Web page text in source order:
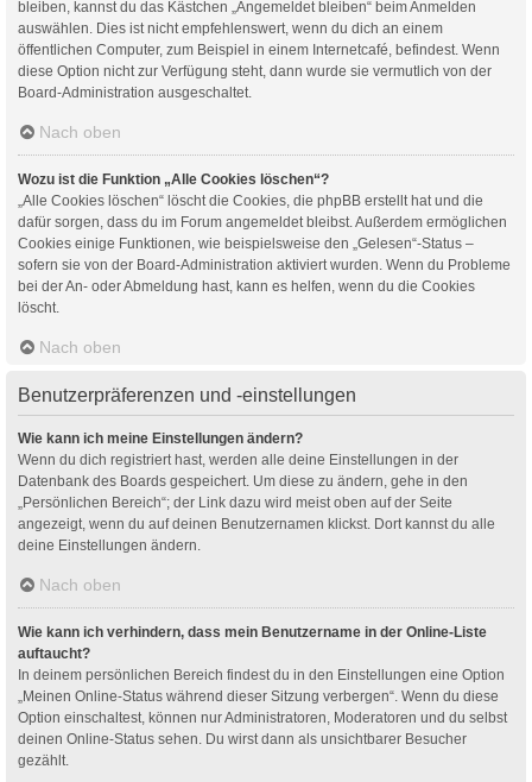
bleiben, kannst du das Kästchen „Angemeldet bleiben“ beim Anmelden
auswählen. Dies ist nicht empfehlenswert, wenn du dich an einem
öffentlichen Computer, zum Beispiel in einem Internetcafé, befindest. Wenn
diese Option nicht zur Verfügung steht, dann wurde sie vermutlich von der
Board-Administration ausgeschaltet.
Nach oben
Wozu ist die Funktion „Alle Cookies löschen“?
„Alle Cookies löschen“ löscht die Cookies, die phpBB erstellt hat und die
dafür sorgen, dass du im Forum angemeldet bleibst. Außerdem ermöglichen
Cookies einige Funktionen, wie beispielsweise den „Gelesen“-Status –
sofern sie von der Board-Administration aktiviert wurden. Wenn du Probleme
bei der An- oder Abmeldung hast, kann es helfen, wenn du die Cookies
löscht.
Nach oben
Benutzerpräferenzen und -einstellungen
Wie kann ich meine Einstellungen ändern?
Wenn du dich registriert hast, werden alle deine Einstellungen in der
Datenbank des Boards gespeichert. Um diese zu ändern, gehe in den
„Persönlichen Bereich“; der Link dazu wird meist oben auf der Seite
angezeigt, wenn du auf deinen Benutzernamen klickst. Dort kannst du alle
deine Einstellungen ändern.
Nach oben
Wie kann ich verhindern, dass mein Benutzername in der Online-Liste
auftaucht?
In deinem persönlichen Bereich findest du in den Einstellungen eine Option
„Meinen Online-Status während dieser Sitzung verbergen“. Wenn du diese
Option einschaltest, können nur Administratoren, Moderatoren und du selbst
deinen Online-Status sehen. Du wirst dann als unsichtbarer Besucher
gezählt.